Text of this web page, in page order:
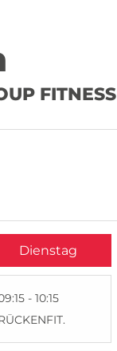
FITNESS
Dienstag
- 10:15